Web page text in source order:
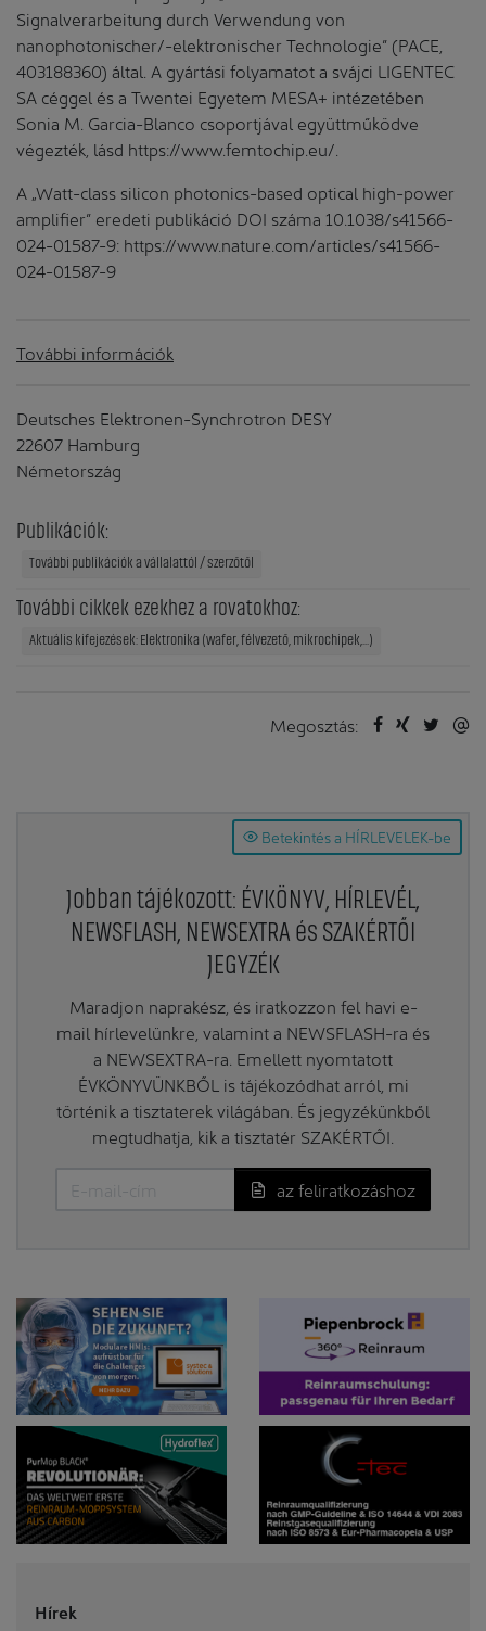
Signalverarbeitung durch Verwendung von
nanophotonischer/-elektronischer Technologie” (PACE,
403188360) által. A gyártási folyamatot a svájci LIGENTEC
SA céggel és a Twentei Egyetem MESA+ intézetében
Sonia M. Garcia-Blanco csoportjával együttműködve
végezték, lásd https://www.femtochip.eu/.
A „Watt-class silicon photonics-based optical high-power
amplifier” eredeti publikáció DOI száma 10.1038/s41566-
024-01587-9: https://www.nature.com/articles/s41566-
024-01587-9
További információk
Deutsches Elektronen-Synchrotron DESY
22607 Hamburg
Németország
Publikációk:
További publikációk a vállalattól / szerzőtől
További cikkek ezekhez a rovatokhoz:
Aktuális kifejezések: Elektronika (wafer, félvezető, mikrochipek,...)
Megosztás:
Betekintés a HÍRLEVELEK-be
Jobban tájékozott: ÉVKÖNYV, HÍRLEVÉL,
NEWSFLASH, NEWSEXTRA és SZAKÉRTŐI
JEGYZÉK
Maradjon naprakész, és iratkozzon fel havi e-
mail hírlevelünkre, valamint a NEWSFLASH-ra és
a NEWSEXTRA-ra. Emellett nyomtatott
ÉVKÖNYVÜNKBŐL is tájékozódhat arról, mi
történik a tisztaterek világában. És jegyzékünkből
megtudhatja, kik a tisztatér SZAKÉRTŐI.
az feliratkozáshoz
Hírek